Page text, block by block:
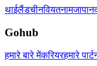
थाईलैंडचीनवियतनामजापान
Gohub
हमारे बारे मेंकरियरहमारे